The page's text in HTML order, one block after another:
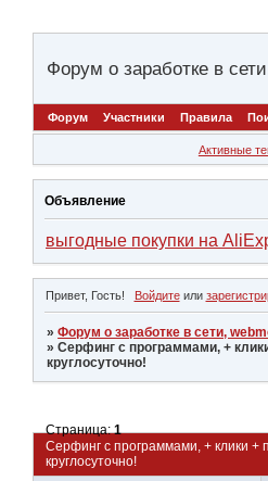
Форум о заработке в
Форум Участники Правила
Активные
Объявление
выгодные покупки на
Привет, Гость! Войдитеили
»Форум о заработке в сети,
»Серфинг с программами, +
круглосуточно!
Серфинг с программами, + клики +
круглосуточно!
Страница:1